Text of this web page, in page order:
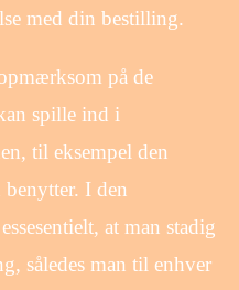
med din bestilling.
på de
spille ind i
til eksempel den
I den
at man stadig
således man til enhver